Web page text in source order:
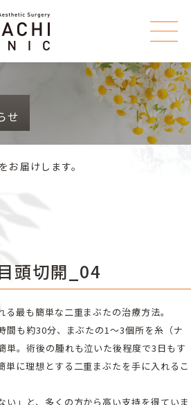
せ
お届けします。
頭切開_04
最も簡単な二重まぶたの治療方法。
間も約30分、まぶたの1～3個所を糸（ナ
単。術後の腫れも泣いた後程度で3日もす
単に理想とする二重まぶたを手に入れるこ
い」と、多くの方から高い支持を得ていま